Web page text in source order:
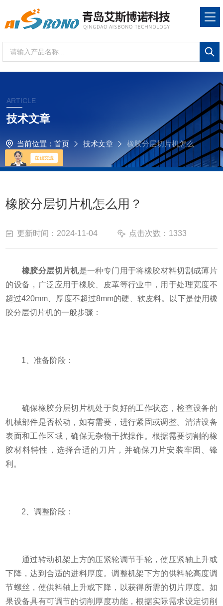
ARTICLE
技术文章
当前位置： 首页 技术文章
橡胶分层切片机怎么
用？
橡胶分层切片机怎么用？
更新时间：2024-11-04 点击次数：1333
橡胶分层切片机是一种专门用于将橡胶材料切割成薄片
的设备，广泛应用于橡胶、皮革等行业中，用于处理宽度不
超过420mm、厚度不超过8mm的硬、软皮料。以下是使用橡
胶分层切片机的一般步骤：
1、准备阶段：
确保橡胶分层切片机处于良好的工作状态，检查设备的
机械部件是否松动，如有需要，进行紧固或调整。清洁设备
表面和工作区域，确保无杂物干扰操作。根据需要切割的橡
胶材料特性，选择合适的刀片，并确保刀片安装牢固、锋
利。
2、调整阶段：
通过转动机架上方的压紧轮调节手轮，使压紧轴上升或
下降，达到合适的进料厚度。调整机架下方的供料轮高度调
节螺丝，使供料轴上升或下降，以获得所需的切片厚度。如
果设备具有可调节的切削厚度功能，根据实际需求设定切削